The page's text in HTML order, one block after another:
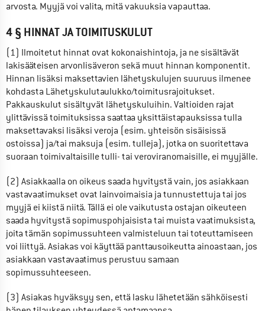
arvosta. Myyjä voi valita, mitä vakuuksia vapauttaa.
4 § HINNAT JA TOIMITUSKULUT
(1) Ilmoitetut hinnat ovat kokonaishintoja, ja ne sisältävät
lakisääteisen arvonlisäveron sekä muut hinnan komponentit.
Hinnan lisäksi maksettavien lähetyskulujen suuruus ilmenee
kohdasta Lähetyskulutaulukko/toimitusrajoitukset.
Pakkauskulut sisältyvät lähetyskuluihin. Valtioiden rajat
ylittävissä toimituksissa saattaa yksittäistapauksissa tulla
maksettavaksi lisäksi veroja (esim. yhteisön sisäisissä
ostoissa) ja/tai maksuja (esim. tulleja), jotka on suoritettava
suoraan toimivaltaisille tulli- tai veroviranomaisille, ei myyjälle.
(2) Asiakkaalla on oikeus saada hyvitystä vain, jos asiakkaan
vastavaatimukset ovat lainvoimaisia ja tunnustettuja tai jos
myyjä ei kiistä niitä. Tällä ei ole vaikutusta ostajan oikeuteen
saada hyvitystä sopimuspohjaisista tai muista vaatimuksista,
joita tämän sopimussuhteen valmisteluun tai toteuttamiseen
voi liittyä. Asiakas voi käyttää panttausoikeutta ainoastaan, jos
asiakkaan vastavaatimus perustuu samaan
sopimussuhteeseen.
(3) Asiakas hyväksyy sen, että lasku lähetetään sähköisesti